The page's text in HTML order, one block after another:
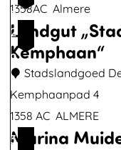
n
r
c
s
D
e
E
e
C
r
k
e
l
b
8
1358AC Almere
2
9
Landgut
Kemphaan“
Stadslandgoed
Kemphaanpad 4
1358 AC ALMERE
L
3
Marina